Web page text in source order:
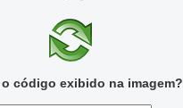
o código exibido na imagem?